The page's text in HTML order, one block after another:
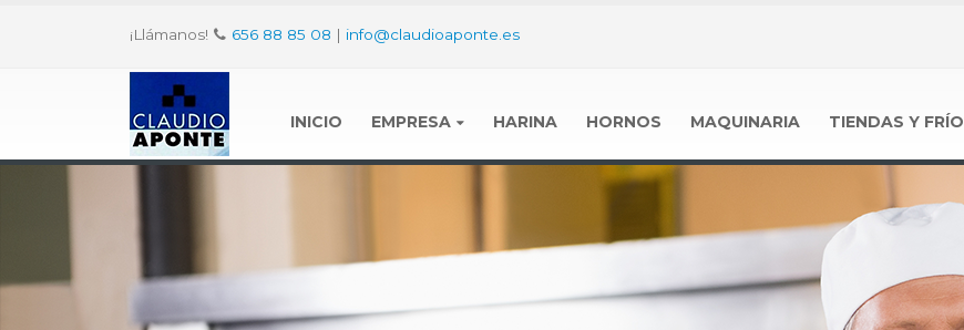
¡Llámanos! 656 88 85 08 | info@claudioaponte.es
INICIO EMPRESA HARINA HORNOS MAQUINARIA TIENDAS Y FRÍO